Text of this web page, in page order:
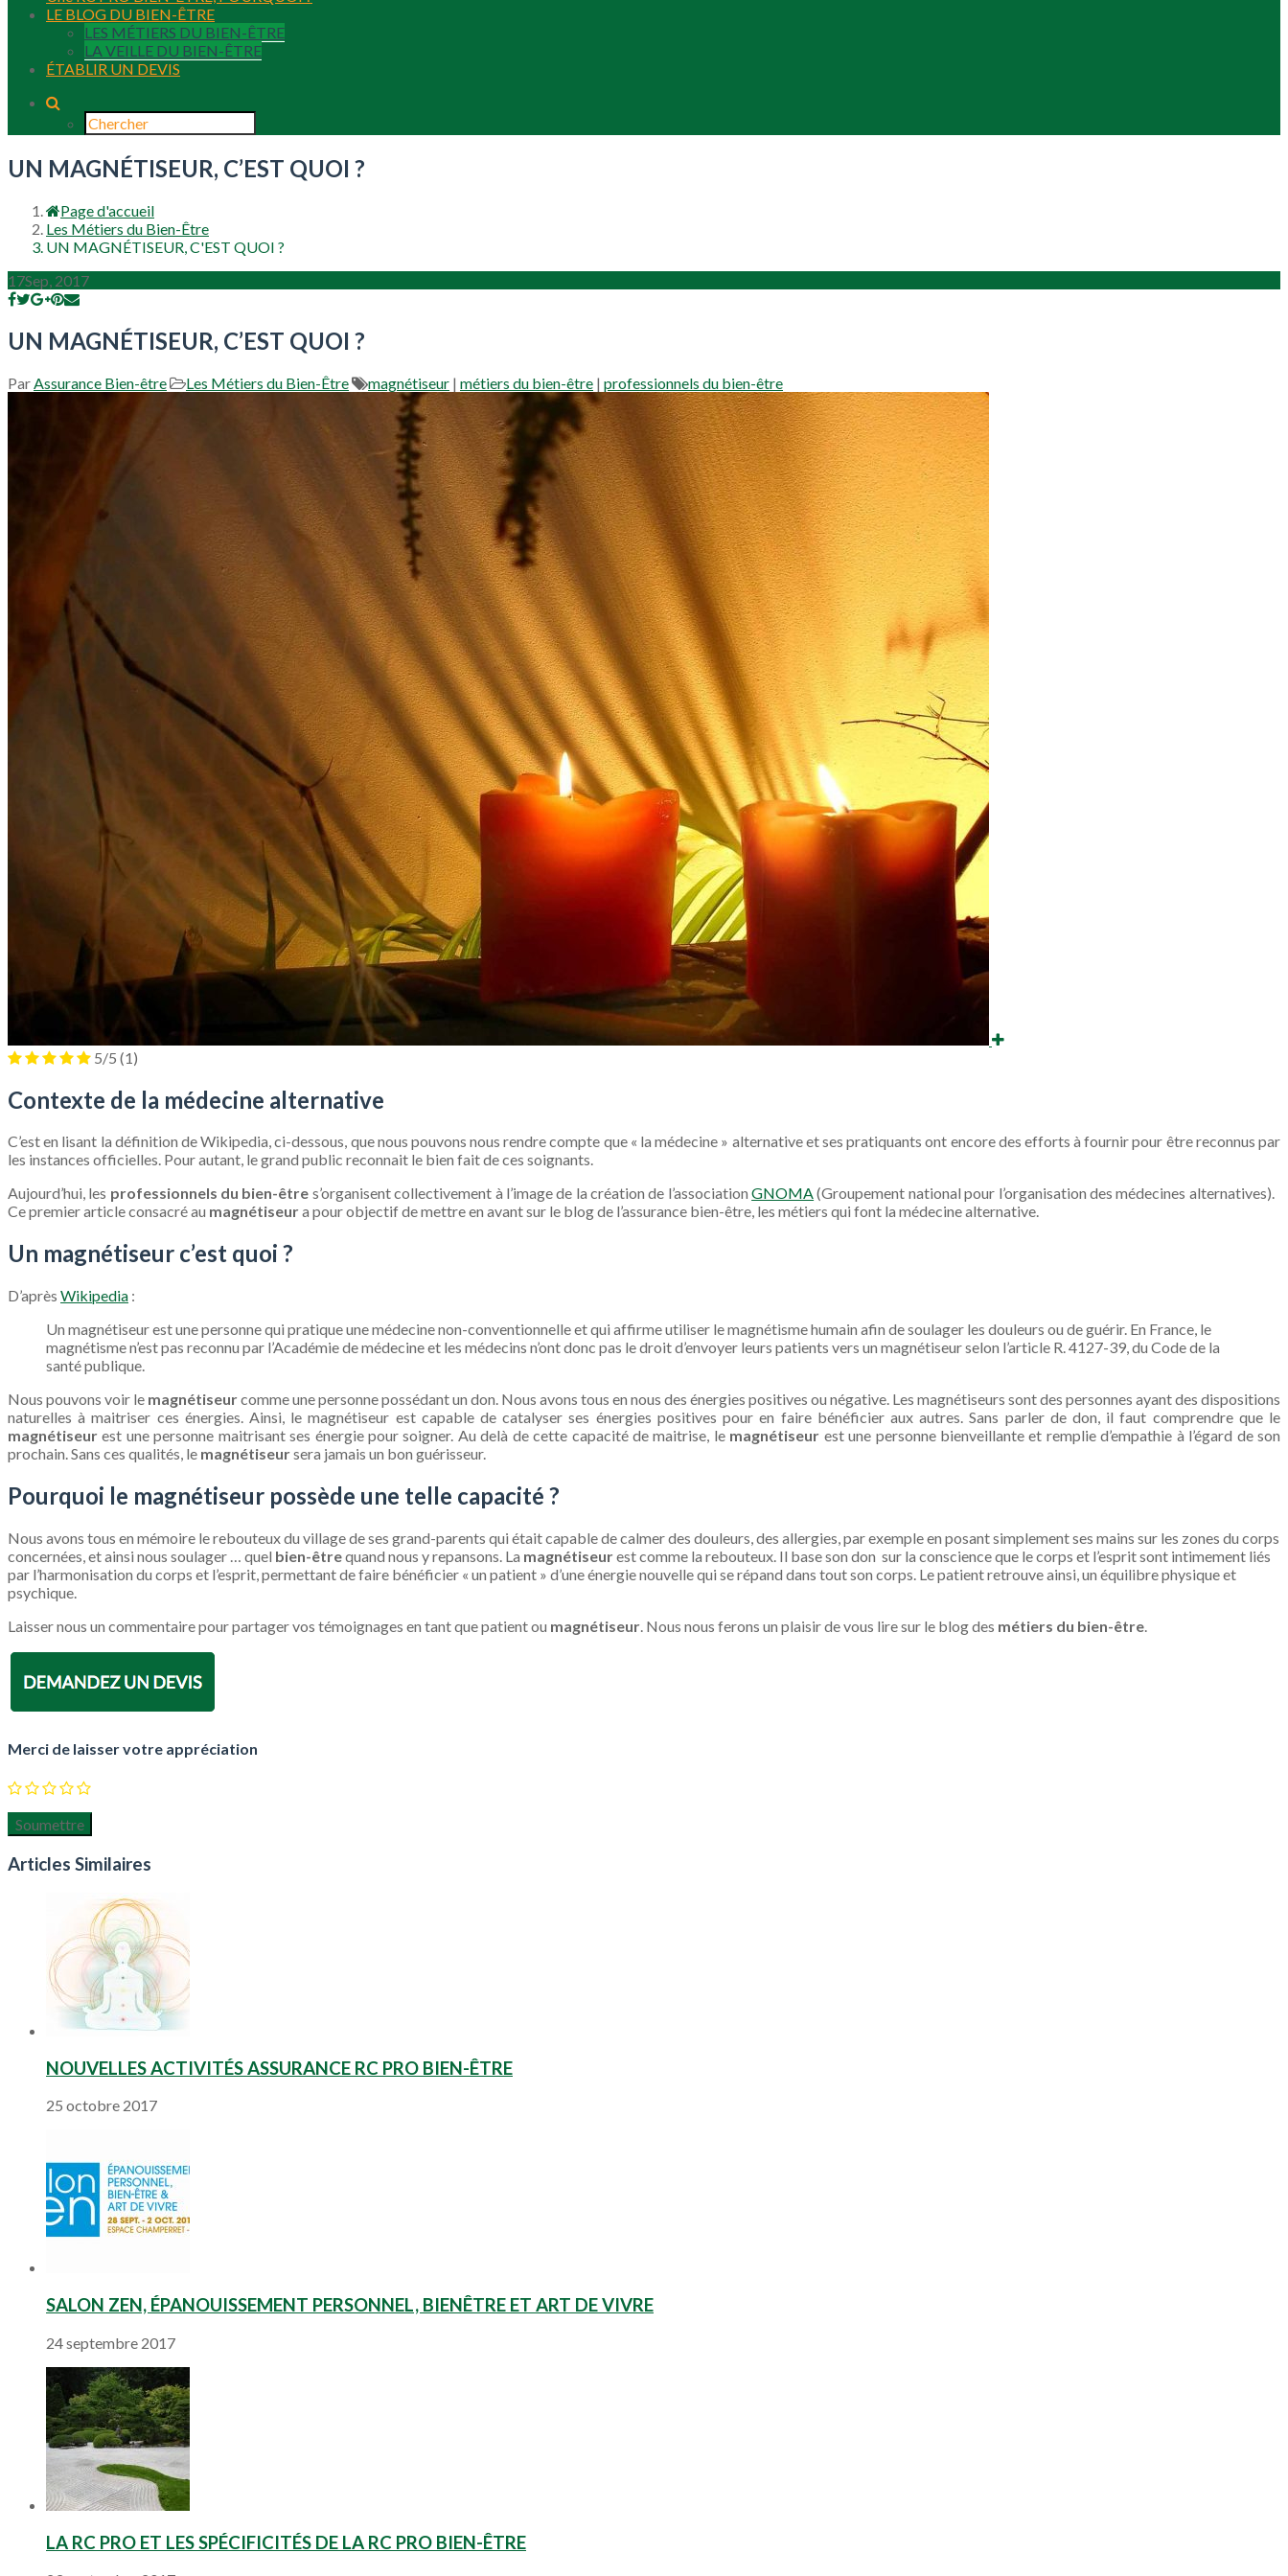
LE BLOG DU BIEN-ÊTRE
LES MÉTIERS DU BIEN-ÊTRE
LA VEILLE DU BIEN-ÊTRE
ÉTABLIR UN DEVIS
UN MAGNÉTISEUR, C’EST QUOI ?
Page d'accueil
Les Métiers du Bien-Être
UN MAGNÉTISEUR, C'EST QUOI ?
17Sep, 2017
UN MAGNÉTISEUR, C’EST QUOI ?
Par Assurance Bien-être Les Métiers du Bien-Être magnétiseur | métiers du bien-être | professionnels du bien-être
5/5 (1)
Contexte de la médecine alternative
C’est en lisant la définition de Wikipedia, ci-dessous, que nous pouvons nous rendre compte que « la médecine » alternative et ses pratiquants ont encore des efforts à fournir pour être reconnus par
les instances officielles. Pour autant, le grand public reconnait le bien fait de ces soignants.
Aujourd’hui, les professionnels du bien-être s’organisent collectivement à l’image de la création de l’associationGNOMA(Groupement national pour l’organisation des médecines alternatives).
Ce premier article consacré au magnétiseura pour objectif de mettre en avant sur le blog de l’assurance bien-être, les métiers qui font la médecine alternative.
Un magnétiseur c’est quoi ?
D’après Wikipedia :
Un magnétiseur est une personne qui pratique une médecine non-conventionnelle et qui affirme utiliser le magnétisme humain afin de soulager les douleurs ou de guérir. En France, le
magnétisme n’est pas reconnu par l’Académie de médecine et les médecins n’ont donc pas le droit d’envoyer leurs patients vers un magnétiseur selon l’article R. 4127-39, du Code de la
santé publique.
Nous pouvons voir le magnétiseurcomme une personne possédant un don. Nous avons tous en nous des énergies positives ou négative. Les magnétiseurs sont des personnes ayant des dispositions
naturelles à maitriser ces énergies. Ainsi, le magnétiseur est capable de catalyser ses énergies positives pour en faire bénéficier aux autres. Sans parler de don, il faut comprendre que le
magnétiseur est une personne maitrisant ses énergie pour soigner. Au delà de cette capacité de maitrise, le magnétiseur est une personne bienveillante et remplie d’empathie à l’égard de son
prochain. Sans ces qualités, le magnétiseursera jamais un bon guérisseur.
Pourquoi le magnétiseur possède une telle capacité ?
Nous avons tous en mémoire le rebouteux du village de ses grand-parents qui était capable de calmer des douleurs, des allergies, par exemple en posant simplement ses mains sur les zones du corps
concernées, et ainsi nous soulager … quel bien-êtrequand nous y repansons. La magnétiseurest comme la rebouteux. Il base son don sur la conscience que le corps et l’esprit sont intimement liés
par l’harmonisation du corps et l’esprit, permettant de faire bénéficier « un patient » d’une énergie nouvelle qui se répand dans tout son corps. Le patient retrouve ainsi, un équilibre physique et
psychique.
Laisser nous un commentaire pour partager vos témoignages en tant que patient ou magnétiseur. Nous nous ferons un plaisir de vous lire sur le blog des métiers du bien-être.
Merci de laisser votre appréciation
Articles Similaires
NOUVELLES ACTIVITÉS ASSURANCE RC PRO BIEN-ÊTRE
25 octobre 2017
SALON ZEN, ÉPANOUISSEMENT PERSONNEL, BIENÊTRE ET ART DE VIVRE
24 septembre 2017
LA RC PRO ET LES SPÉCIFICITÉS DE LA RC PRO BIEN-ÊTRE